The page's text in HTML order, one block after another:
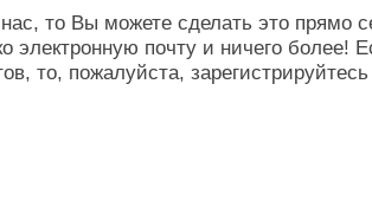
то Вы можете сделать это прямо
электронную почту и ничего более!
то, пожалуйста,